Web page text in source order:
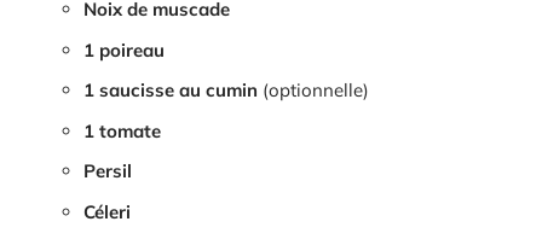
Noix de muscade
1 poireau
1 saucisse au cumin (optionnelle)
1 tomate
Persil
Céleri